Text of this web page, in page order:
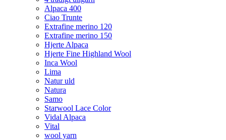
Alpaca 400
Ciao Trunte
Extrafine merino 120
Extrafine merino 150
Hjerte Alpaca
Hjerte Fine Highland Wool
Inca Wool
Lima
Natur uld
Natura
Samo
Starwool Lace Color
Vidal Alpaca
Vital
wool yarn